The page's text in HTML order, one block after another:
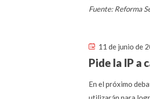
Fuente: Reforma
11 de junio de
Pide la IP a
En el próximo